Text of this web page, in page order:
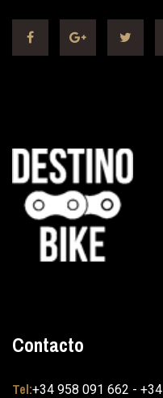
Contacto
Tel:+34 958 091 662 -